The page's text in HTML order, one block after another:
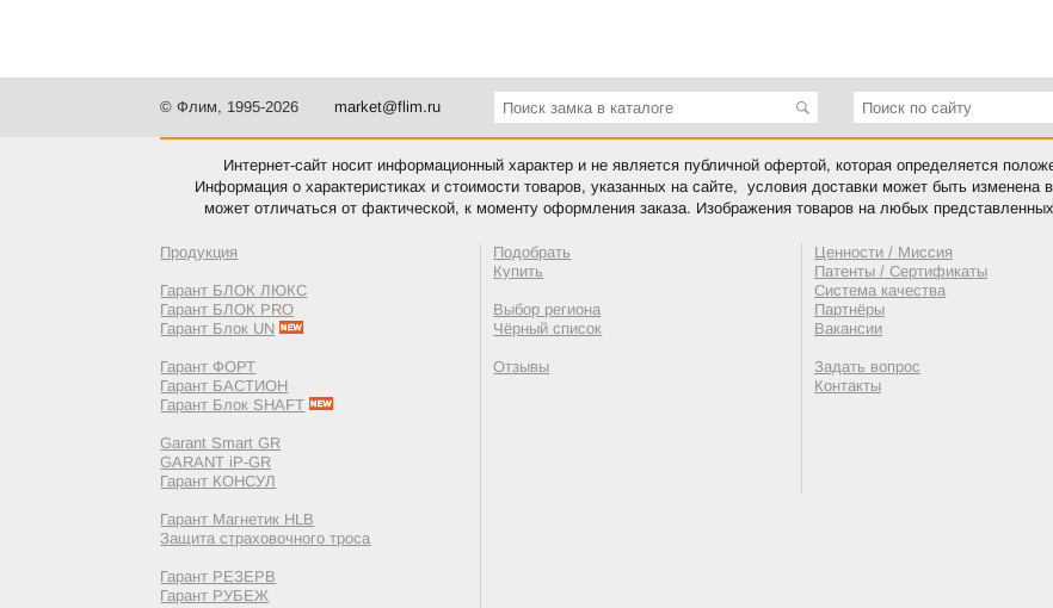
© Флим, 1995-2026 market@flim.ru
Интернет-сайт носит информационный характер и не является публичной офертой, которая определяется
Информация о характеристиках и стоимости товаров, указанных на сайте, условия доставки может быть
может отличаться от фактической, к моменту оформления заказа. Изображения товаров на любых
Продукция
Гарант БЛОК ЛЮКС
Гарант БЛОК PRO
Гарант Блок UN
Гарант ФОРТ
Гарант БАСТИОН
Гарант Блок SHAFT
Garant Smart GR
GARANT iP-GR
Гарант КОНСУЛ
Гарант Магнетик HLB
Защита страховочного троса
Гарант РЕЗЕРВ
Гарант РУБЕЖ
Подобрать
Купить
Выбор региона
Чёрный список
Отзывы
Ценности / Миссия
Патенты / Сертификаты
Система качества
Партнёры
Вакансии
Задать вопрос
Контакты